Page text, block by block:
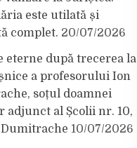
este utilată și
complet. 20/07/2026
eterne după trecerea la
a profesorului Ion
soțul doamnei
adjunct al Școlii nr. 10,
10/07/2026